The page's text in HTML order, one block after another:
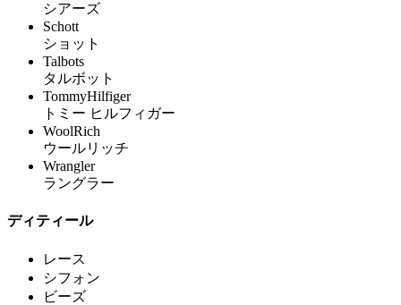
シアーズ
Schott
ショット
Talbots
タルボット
TommyHilfiger
トミー ヒルフィガー
WoolRich
ウールリッチ
Wrangler
ラングラー
ディティール
レース
シフォン
ビーズ